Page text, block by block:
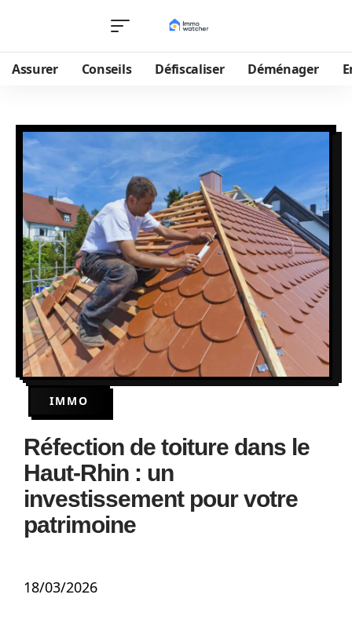
Assurer Conseils Défiscaliser Déménager
IMMO
Réfection de toiture dans le
Haut-Rhin : un
investissement pour votre
patrimoine
18/03/2026